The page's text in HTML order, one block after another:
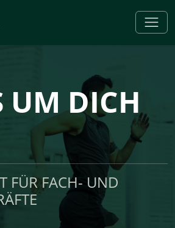
UM DICH
FÜR FACH- UND